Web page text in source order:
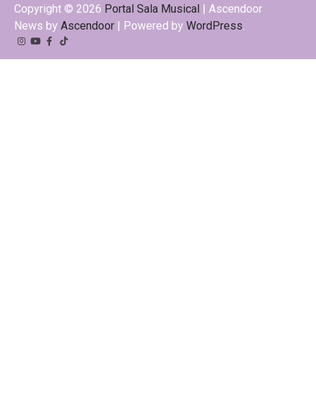
Copyright © 2026 Portal Sala Musical | Ascendoor
News by Ascendoor | Powered by WordPress
Instagram
YouTube
Facebook
Tiktok